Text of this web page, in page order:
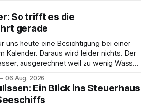
So trifft es die
gerade
uns heute eine Besichtigung bei einer
Kalender. Daraus wird leider nichts. Der
ausgerechnet weil zu wenig Wasser
Travel die Donau hinunter Richtung
06 Aug. 2026
Ein Blick ins Steuerhaus